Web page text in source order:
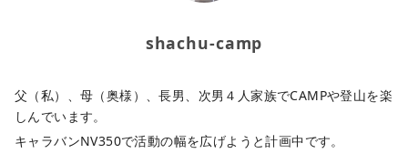
shachu-camp
父（私）、母（奥様）、長男、次男４人家族でCAMPや登山を楽
しんでいます。
キャラバンNV350で活動の幅を広げようと計画中です。